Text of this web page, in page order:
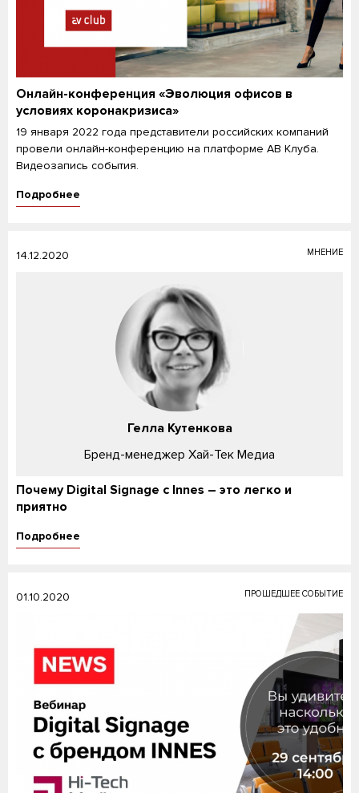
Онлайн-конференция «Эволюция офисов в
условиях коронакризиса»
19 января 2022 года представители российских компаний
провели онлайн-конференцию на платформе АВ Клуба.
Видеозапись события.
Подробнее
14.12.2020 МНЕНИЕ
Гелла Кутенкова
Бренд-менеджер Хай-Тек Медиа
Почему Digital Signage с Innes – это легко и
приятно
Подробнее
01.10.2020 ПРОШЕДШЕЕ СОБЫТИЕ